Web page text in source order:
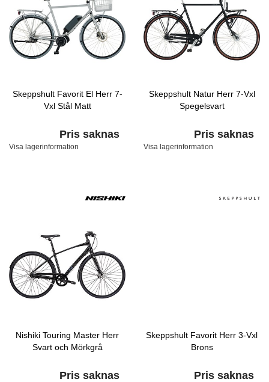
Skeppshult Favorit El Herr 7-
Vxl Stål Matt
Pris saknas
Visa lagerinformation
Skeppshult Natur Herr 7-Vxl
Spegelsvart
Pris saknas
Visa lagerinformation
Nishiki Touring Master Herr
Svart och Mörkgrå
Pris saknas
Skeppshult Favorit Herr 3-Vxl
Brons
Pris saknas